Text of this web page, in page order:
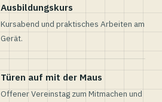
Ausbildungskurs
Kursabend und praktisches Arbeiten am
Gerät.
Türen auf mit der Maus
Offener Vereinstag zum Mitmachen und